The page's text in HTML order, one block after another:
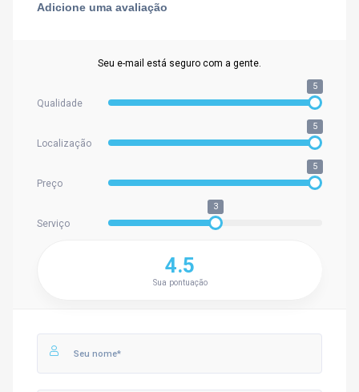
Adicione uma avaliação
Seu e-mail está seguro com a gente.
Qualidade
5
Localização
5
Preço
5
Serviço
3
4.5
Sua pontuação